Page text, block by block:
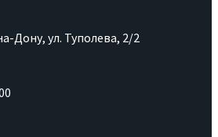
Дону, ул. Туполева, 2/2